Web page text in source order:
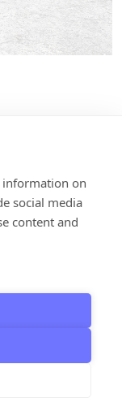
information on
social media
content and